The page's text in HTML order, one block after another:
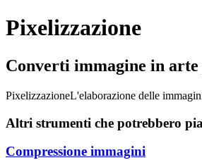
Pixelizzazione
Converti immagine in arte
PixelizzazioneL'elaborazione delle
Altri strumenti che potrebbero
Compressione immagini